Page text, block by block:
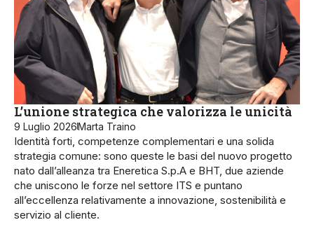
L’unione strategica che valorizza le unicità
9 Luglio 2026Marta Traino
Identità forti, competenze complementari e una solida
strategia comune: sono queste le basi del nuovo progetto
nato dall’alleanza tra Eneretica S.p.A e BHT, due aziende
che uniscono le forze nel settore ITS e puntano
all’eccellenza relativamente a innovazione, sostenibilità e
servizio al cliente.